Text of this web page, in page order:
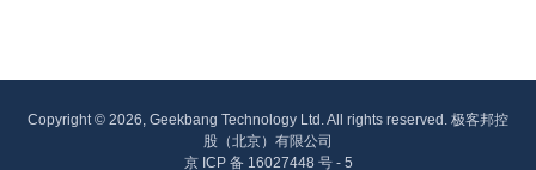
Copyright © 2026, Geekbang Technology Ltd. All rights reserved. 极客邦控
股（北京）有限公司
京 ICP 备 16027448 号 - 5